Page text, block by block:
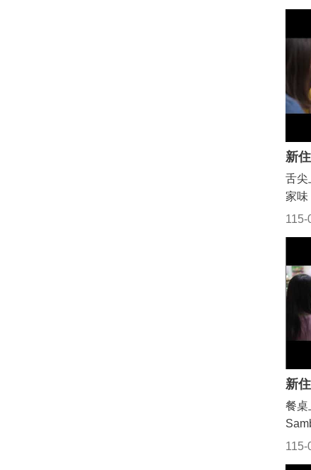
團帶
相
透
影
粉
陳志
苗栗
覺，
是
實
也還
印象
拍攝
那
刻
許
肉，
讓親
通量
經
通
新台
物價
挹
元
費4
萬元
元)
道旁
縣
明
鴻
民眾
來
交
47-
動守
朋
錄
為
流，
心靈
力
#苗
務中
心 #
115-
舌尖
家味
的方
想到
香，
「
開
到
合。
更近
更有
苗栗
界 #
115-
餐桌
離，